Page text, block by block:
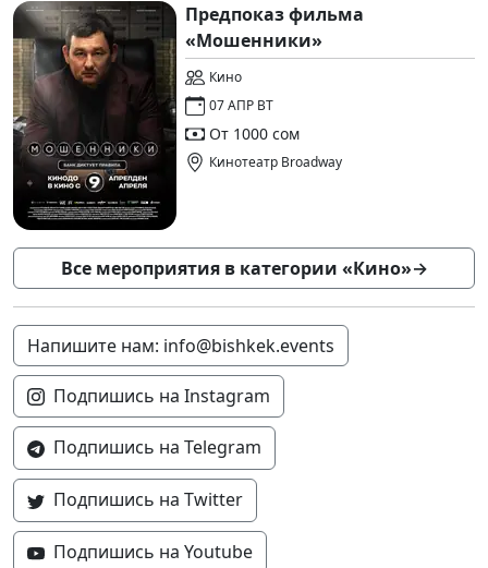
Предпоказ фильма
«Мошенники»
Кино
07 АПР ВТ
От 1000 сом
Кинотеатр Broadway
Все мероприятия в категории «Кино»→
Напишите нам: info@bishkek.events
Подпишись на Instagram
Подпишись на Telegram
Подпишись на Twitter
Подпишись на Youtube